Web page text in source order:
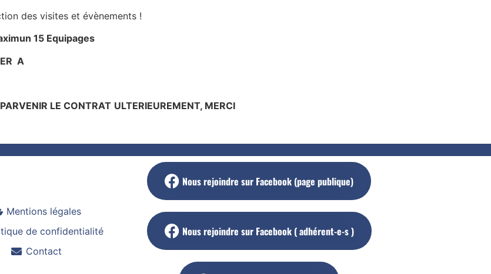
visites et évènements !
15 Equipages
A
LE CONTRAT ULTERIEUREMENT, MERCI
Mentions légales
de confidentialité
Contact
Nous rejoindre sur Facebook (page publique)
Nous rejoindre sur Facebook ( adhérent-e-s )